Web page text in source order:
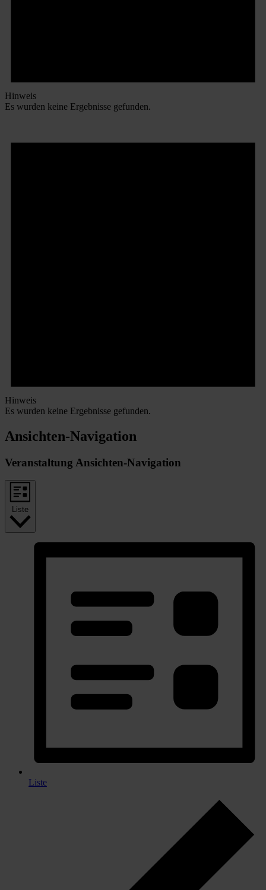
Hinweis
Es wurden keine Ergebnisse gefunden.
Hinweis
Es wurden keine Ergebnisse gefunden.
Ansichten-Navigation
Veranstaltung Ansichten-Navigation
Liste
Liste